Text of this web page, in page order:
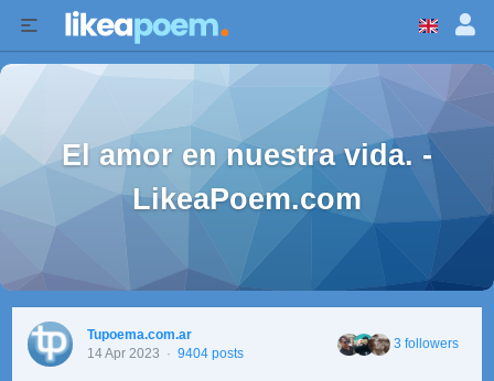
El amor en nuestra vida. -
LikeaPoem.com
Tupoema.com.ar
14 Apr 2023 · 9404 posts
3 followers